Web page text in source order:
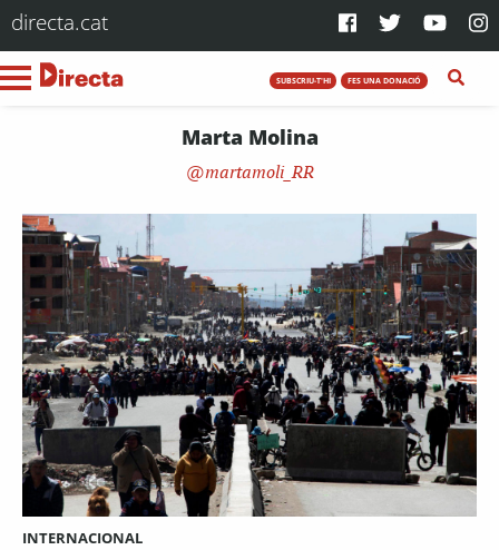
directa.cat
SUBSCRIU-T'HI FES UNA DONACIÓ
Marta Molina
martamoli_RR
INTERNACIONAL